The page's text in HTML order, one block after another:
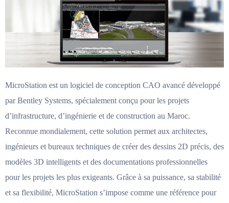
MicroStation est un logiciel de conception CAO avancé développé
par Bentley Systems, spécialement conçu pour les projets
d’infrastructure, d’ingénierie et de construction au Maroc.
Reconnue mondialement, cette solution permet aux architectes,
ingénieurs et bureaux techniques de créer des dessins 2D précis, des
modèles 3D intelligents et des documentations professionnelles
pour les projets les plus exigeants. Grâce à sa puissance, sa stabilité
et sa flexibilité, MicroStation s’impose comme une référence pour